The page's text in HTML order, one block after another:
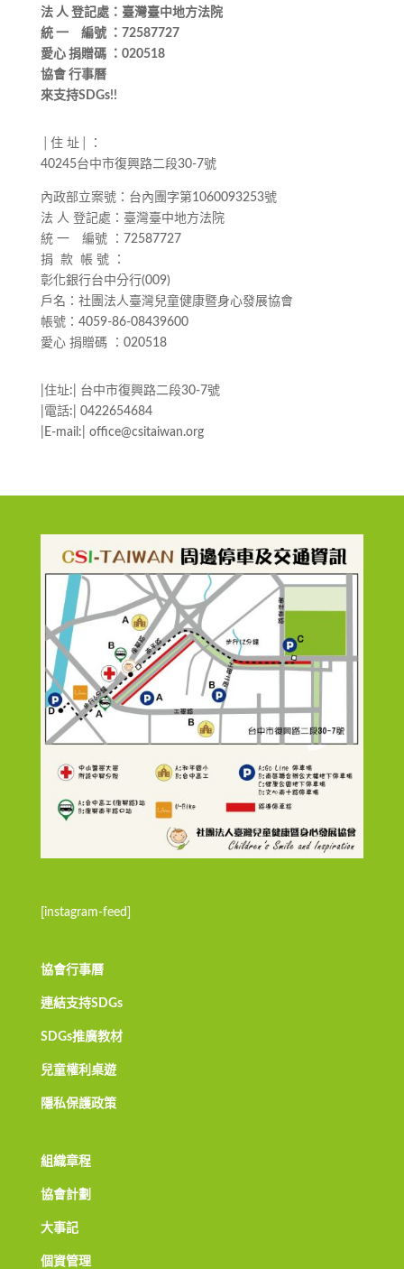
法 人 登記處：臺灣臺中地方法院
統 一 編號 ：72587727
愛心 捐贈碼 ：020518
協會 行事曆
來支持SDGs!!
│住 址│：
40245台中市復興路二段30-7號
內政部立案號：台內團字第1060093253號
法 人 登記處：臺灣臺中地方法院
統 一 編號 ：72587727
捐 款 帳 號 ：
彰化銀行台中分行(009)
戶名：社團法人臺灣兒童健康暨身心發展協會
帳號：4059-86-08439600
愛心 捐贈碼 ：020518
|住址:| 台中市復興路二段30-7號
|電話:| 0422654684
|E-mail:| office@csitaiwan.org
[instagram-feed]
協會行事曆
連結支持SDGs
SDGs推廣教材
兒童權利桌遊
隱私保護政策
組織章程
協會計劃
大事記
個資管理